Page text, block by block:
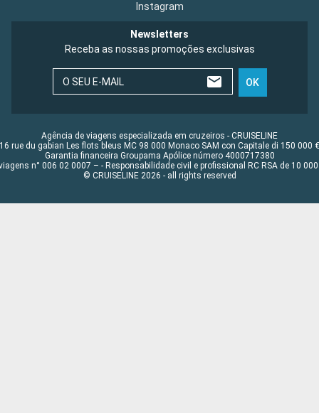
Instagram
Newsletters
Receba as nossas promoções exclusivas
O SEU E-MAIL OK
Agência de viagens especializada em cruzeiros - CRUISELINE
16 rue du gabian Les flots bleus MC 98 000 Monaco SAM con Capitale di 150 000 €
Garantia financeira Groupama Apólice número 4000717380
n° 006 02 0007 – - Responsabilidade civil e profissional RC RSA de 10 000
© CRUISELINE 2026 - all rights reserved